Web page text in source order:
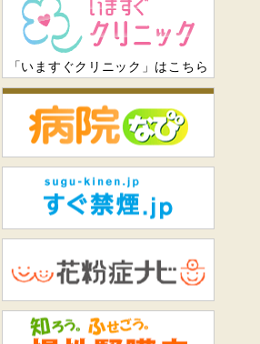
「いますぐクリニック」はこちら